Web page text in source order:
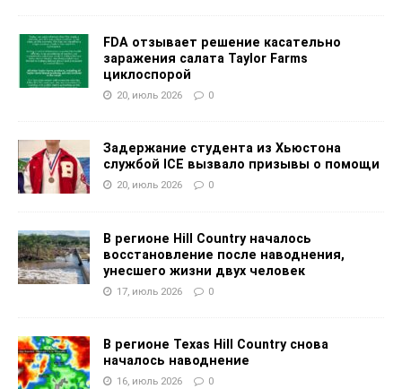
FDA отзывает решение касательно
заражения салата Taylor Farms
циклоспорой
20, июль 2026 0
Задержание студента из Хьюстона
службой ICE вызвало призывы о помощи
20, июль 2026 0
В регионе Hill Country началось
восстановление после наводнения,
унесшего жизни двух человек
17, июль 2026 0
В регионе Texas Hill Country снова
началось наводнение
16, июль 2026 0